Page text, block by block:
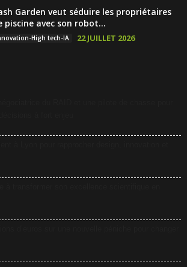
Garden veut séduire les propriétaires
piscine avec son robot...
High tech-IA 22 JUILLET 2026